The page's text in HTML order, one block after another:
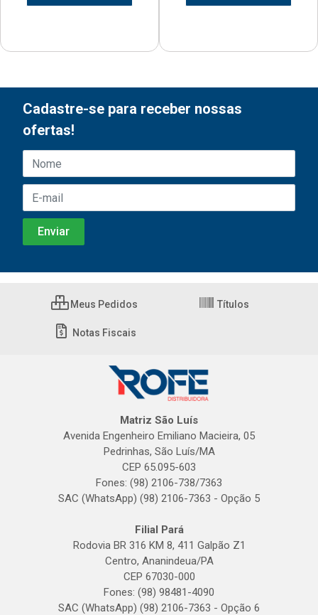
Cadastre-se para receber nossas
ofertas!
Meus Pedidos Títulos
Notas Fiscais
Matriz São Luís
Avenida Engenheiro Emiliano Macieira, 05
Pedrinhas, São Luís/MA
CEP 65.095-603
Fones: (98) 2106-738/7363
SAC (WhatsApp) (98) 2106-7363 - Opção 5
Filial Pará
Rodovia BR 316 KM 8, 411 Galpão Z1
Centro, Ananindeua/PA
CEP 67030-000
Fones: (98) 98481-4090
SAC (WhatsApp) (98) 2106-7363 - Opção 6